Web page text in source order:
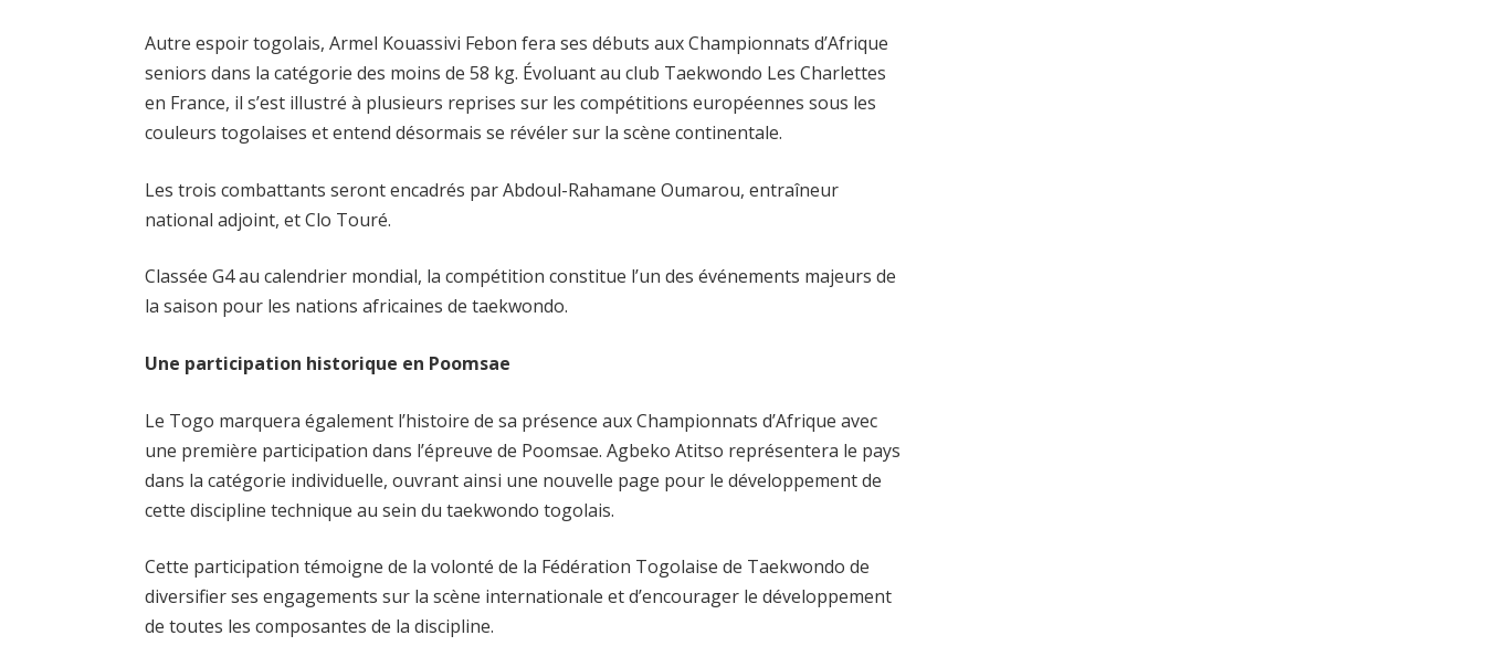
Autre espoir togolais, Armel Kouassivi Febon fera ses débuts aux Championnats d’Afrique
seniors dans la catégorie des moins de 58 kg. Évoluant au club Taekwondo Les Charlettes
en France, il s’est illustré à plusieurs reprises sur les compétitions européennes sous les
couleurs togolaises et entend désormais se révéler sur la scène continentale.
Les trois combattants seront encadrés par Abdoul-Rahamane Oumarou, entraîneur
national adjoint, et Clo Touré.
Classée G4 au calendrier mondial, la compétition constitue l’un des événements majeurs de
la saison pour les nations africaines de taekwondo.
Une participation historique en Poomsae
Le Togo marquera également l’histoire de sa présence aux Championnats d’Afrique avec
une première participation dans l’épreuve de Poomsae. Agbeko Atitso représentera le pays
dans la catégorie individuelle, ouvrant ainsi une nouvelle page pour le développement de
cette discipline technique au sein du taekwondo togolais.
Cette participation témoigne de la volonté de la Fédération Togolaise de Taekwondo de
diversifier ses engagements sur la scène internationale et d’encourager le développement
de toutes les composantes de la discipline.